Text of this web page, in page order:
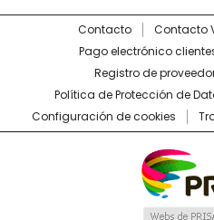
Contacto Contacto
Pago electrónico
Registro de
Política de Protección de
Configuración de cookies